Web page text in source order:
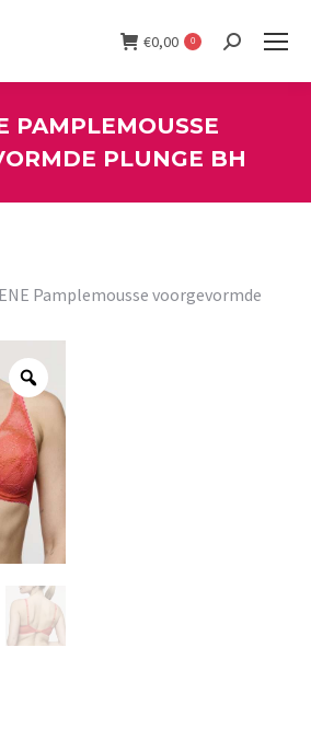
€0,00 0 Search:
PAMPLEMOUSSE
PLUNGE BH
Pamplemousse voorgevormde